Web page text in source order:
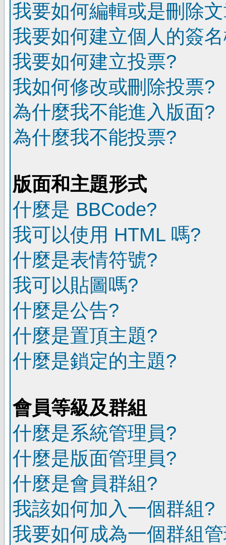
我要如何編輯或是刪除
我要如何建立個人的簽
我要如何建立投票?
我如何修改或刪除投票?
為什麼我不能進入版面?
為什麼我不能投票?
版面和主題形式
什麼是 BBCode?
我可以使用 HTML 嗎?
什麼是表情符號?
我可以貼圖嗎?
什麼是公告?
什麼是置頂主題?
什麼是鎖定的主題?
會員等級及群組
什麼是系統管理員?
什麼是版面管理員?
什麼是會員群組?
我該如何加入一個群組?
我要如何成為一個群組